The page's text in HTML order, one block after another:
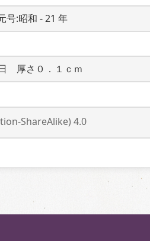
号:昭和 - 21 年
　厚さ０．１ｃｍ
ShareAlike) 4.0